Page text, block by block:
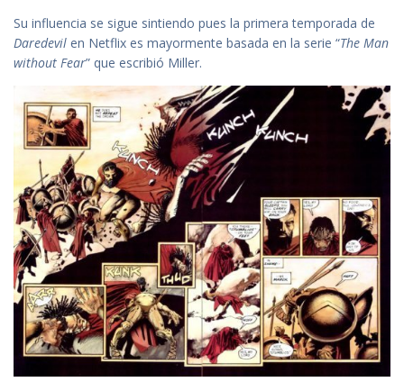
Su influencia se sigue sintiendo pues la primera temporada de
Daredevil en Netflix es mayormente basada en la serie “The Man
without Fear” que escribió Miller.